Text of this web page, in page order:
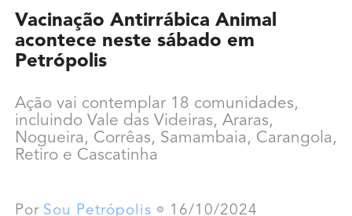
Vacinação Antirrábica Animal
acontece neste sábado em
Petrópolis
Ação vai contemplar 18 comunidades,
incluindo Vale das Videiras, Araras,
Nogueira, Corrêas, Samambaia, Carangola,
Retiro e Cascatinha
Por Sou Petrópolis 16/10/2024